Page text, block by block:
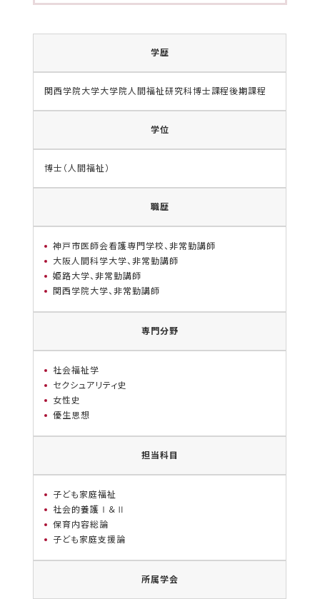
学歴
関西学院大学大学院人間福祉研究科博士課程後期課程
学位
博士（人間福祉）
職歴
神戸市医師会看護専門学校、非常勤講師
大阪人間科学大学、非常勤講師
姫路大学、非常勤講師
関西学院大学、非常勤講師
専門分野
社会福祉学
セクシュアリティ史
女性史
優生思想
担当科目
子ども家庭福祉
社会的養護Ⅰ＆Ⅱ
保育内容総論
子ども家庭支援論
所属学会